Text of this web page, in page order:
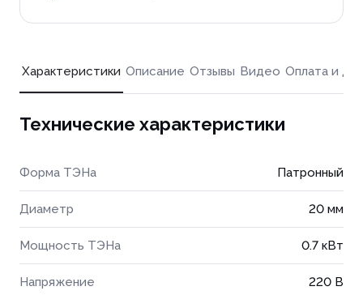
Характеристики Описание Отзывы Видео Оплата и
Технические характеристики
Форма ТЭНа Патронный
Диаметр 20 мм
Мощность ТЭНа 0.7 кВт
Напряжение 220 В